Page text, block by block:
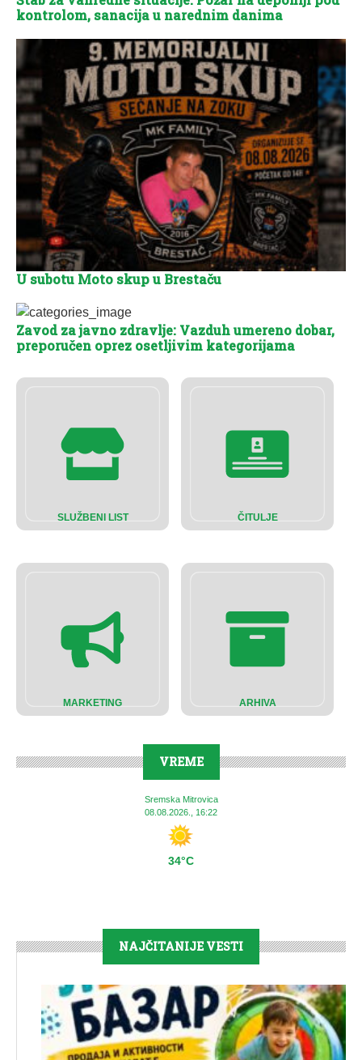
SLUŽBENI LIST ČITULJE
MARKETING ARHIVA
VREME
Sremska Mitrovica
08.08.2026., 16:22
34°C
kontrolom, sanacija u narednim danima
U subotu Moto skup u Brestaču
Zavod za javno zdravlje: Vazduh umereno dobar,
preporučen oprez osetljivim kategorijama
NAJČITANIJE VESTI